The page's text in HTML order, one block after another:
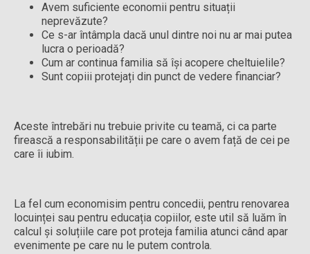
Avem suficiente economii pentru situații
neprevăzute?
Ce s-ar întâmpla dacă unul dintre noi nu ar mai putea
lucra o perioadă?
Cum ar continua familia să își acopere cheltuielile?
Sunt copiii protejați din punct de vedere financiar?
Aceste întrebări nu trebuie privite cu teamă, ci ca parte
firească a responsabilității pe care o avem față de cei pe
care îi iubim.
La fel cum economisim pentru concedii, pentru renovarea
locuinței sau pentru educația copiilor, este util să luăm în
calcul și soluțiile care pot proteja familia atunci când apar
evenimente pe care nu le putem controla.